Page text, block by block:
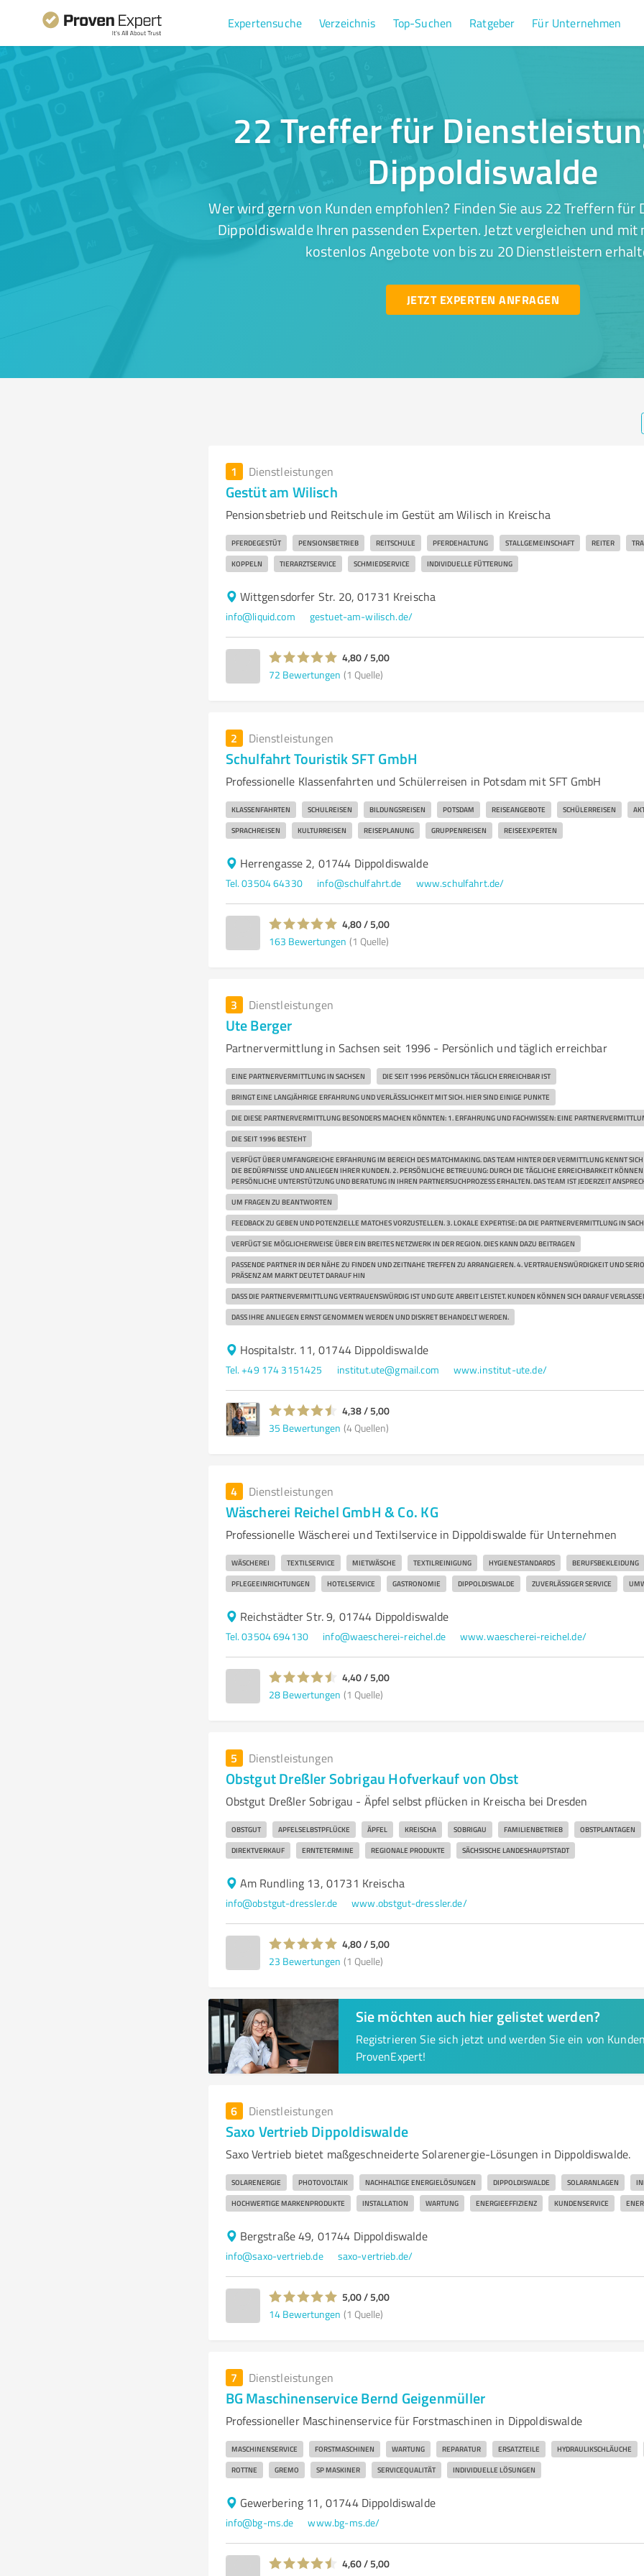
Expertensuche Verzeichnis Top-Suchen Ratgeber Für Unternehmen
22 Treffer für
Dippoldiswalde
Wer wird gern von Kunden empfohlen? Finden Sie aus 22 Treffern für
Dippoldiswalde Ihren passenden Experten. Jetzt vergleichen und mit
kostenlos Angebote von bis zu 20 Dienstleistern
JETZT EXPERTEN ANFRAGEN
1 Dienstleistungen
Gestüt am Wilisch
Pensionsbetrieb und Reitschule im Gestüt am Wilisch in Kreischa
PFERDEGESTÜT PENSIONSBETRIEB REITSCHULE PFERDEHALTUNG STALLGEMEINSCHAFT REITER
KOPPELN TIERARZTSERVICE SCHMIEDSERVICE INDIVIDUELLE FÜTTERUNG
Wittgensdorfer Str. 20, 01731 Kreischa
info@liquid.com gestuet-am-wilisch.de/
4,80 / 5,00
72 Bewertungen (1 Quelle)
2 Dienstleistungen
Schulfahrt Touristik SFT GmbH
Professionelle Klassenfahrten und Schülerreisen in Potsdam mit SFT GmbH
KLASSENFAHRTEN SCHULREISEN BILDUNGSREISEN POTSDAM REISEANGEBOTE SCHÜLERREISEN
SPRACHREISEN KULTURREISEN REISEPLANUNG GRUPPENREISEN REISEEXPERTEN
Herrengasse 2, 01744 Dippoldiswalde
Tel. 03504 64330 info@schulfahrt.de www.schulfahrt.de/
4,80 / 5,00
163 Bewertungen (1 Quelle)
3 Dienstleistungen
Ute Berger
Partnervermittlung in Sachsen seit 1996 - Persönlich und täglich erreichbar
EINE PARTNERVERMITTLUNG IN SACHSEN DIE SEIT 1996 PERSÖNLICH TÄGLICH ERREICHBAR IST
BRINGT EINE LANGJÄHRIGE ERFAHRUNG UND VERLÄSSLICHKEIT MIT SICH. HIER SIND EINIGE PUNKTE
DIE DIESE PARTNERVERMITTLUNG BESONDERS MACHEN KÖNNTEN: 1. ERFAHRUNG UND FACHWISSEN: EINE
DIE SEIT 1996 BESTEHT
VERFÜGT ÜBER UMFANGREICHE ERFAHRUNG IM BEREICH DES MATCHMAKING. DAS TEAM HINTER DER VERMITTLUNG KENNT
DIE BEDÜRFNISSE UND ANLIEGEN IHRER KUNDEN. 2. PERSÖNLICHE BETREUUNG: DURCH DIE TÄGLICHE ERREICHBARKEIT
PERSÖNLICHE UNTERSTÜTZUNG UND BERATUNG IN IHREN PARTNERSUCHPROZESS ERHALTEN. DAS TEAM IST JEDERZEIT
UM FRAGEN ZU BEANTWORTEN
FEEDBACK ZU GEBEN UND POTENZIELLE MATCHES VORZUSTELLEN. 3. LOKALE EXPERTISE: DA DIE PARTNERVERMITTLUNG IN
VERFÜGT SIE MÖGLICHERWEISE ÜBER EIN BREITES NETZWERK IN DER REGION. DIES KANN DAZU BEITRAGEN
PASSENDE PARTNER IN DER NÄHE ZU FINDEN UND ZEITNAHE TREFFEN ZU ARRANGIEREN. 4. VERTRAUENSWÜRDIGKEIT UND
PRÄSENZ AM MARKT DEUTET DARAUF HIN
DASS DIE PARTNERVERMITTLUNG VERTRAUENSWÜRDIG IST UND GUTE ARBEIT LEISTET. KUNDEN KÖNNEN SICH DARAUF
DASS IHRE ANLIEGEN ERNST GENOMMEN WERDEN UND DISKRET BEHANDELT WERDEN.
Hospitalstr. 11, 01744 Dippoldiswalde
Tel. +49 174 3151425 institut.ute@gmail.com www.institut-ute.de/
4,38 / 5,00
35 Bewertungen (4 Quellen)
4 Dienstleistungen
Wäscherei Reichel GmbH & Co. KG
Professionelle Wäscherei und Textilservice in Dippoldiswalde für Unternehmen
WÄSCHEREI TEXTILSERVICE MIETWÄSCHE TEXTILREINIGUNG HYGIENESTANDARDS BERUFSBEKLEIDUNG
PFLEGEEINRICHTUNGEN HOTELSERVICE GASTRONOMIE DIPPOLDISWALDE ZUVERLÄSSIGER SERVICE
Reichstädter Str. 9, 01744 Dippoldiswalde
Tel. 03504 694130 info@waescherei-reichel.de www.waescherei-reichel.de/
4,40 / 5,00
28 Bewertungen (1 Quelle)
5 Dienstleistungen
Obstgut Dreßler Sobrigau Hofverkauf von Obst
Obstgut Dreßler Sobrigau - Äpfel selbst pflücken in Kreischa bei Dresden
OBSTGUT APFELSELBSTPFLÜCKE ÄPFEL KREISCHA SOBRIGAU FAMILIENBETRIEB OBSTPLANTAGEN
DIREKTVERKAUF ERNTETERMINE REGIONALE PRODUKTE SÄCHSISCHE LANDESHAUPTSTADT
Am Rundling 13, 01731 Kreischa
info@obstgut-dressler.de www.obstgut-dressler.de/
4,80 / 5,00
23 Bewertungen (1 Quelle)
Sie möchten auch hier gelistet werden?
Registrieren Sie sich jetzt und werden Sie ein von
ProvenExpert!
6 Dienstleistungen
Saxo Vertrieb Dippoldiswalde
Saxo Vertrieb bietet maßgeschneiderte Solarenergie-Lösungen in Dippoldiswalde.
SOLARENERGIE PHOTOVOLTAIK NACHHALTIGE ENERGIELÖSUNGEN DIPPOLDISWALDE SOLARANLAGEN
HOCHWERTIGE MARKENPRODUKTE INSTALLATION WARTUNG ENERGIEEFFIZIENZ KUNDENSERVICE
Bergstraße 49, 01744 Dippoldiswalde
info@saxo-vertrieb.de saxo-vertrieb.de/
5,00 / 5,00
14 Bewertungen (1 Quelle)
7 Dienstleistungen
BG Maschinenservice Bernd Geigenmüller
Professioneller Maschinenservice für Forstmaschinen in Dippoldiswalde
MASCHINENSERVICE FORSTMASCHINEN WARTUNG REPARATUR ERSATZTEILE HYDRAULIKSCHLÄUCHE
ROTTNE GREMO SP MASKINER SERVICEQUALITÄT INDIVIDUELLE LÖSUNGEN
Gewerbering 11, 01744 Dippoldiswalde
info@bg-ms.de www.bg-ms.de/
4,60 / 5,00